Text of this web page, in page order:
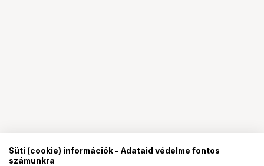
Süti (cookie) információk - Adataid védelme fontos
számunkra